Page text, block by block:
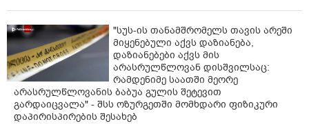
"სუს-ის თანამშრომელს თავის არეში
მიყენებული აქვს დაზიანება,
დაზიანებები აქვს მის
არასრულწლოვან დისშვილსაც:
რამდენიმე საათში მეორე
არასრულწლოვანის ბაბუა გულის შეტევით
გარდაიცვალა" - შსს ოზურგეთში მომხდარი ფიზიკური
დაპირისპირების შესახებ